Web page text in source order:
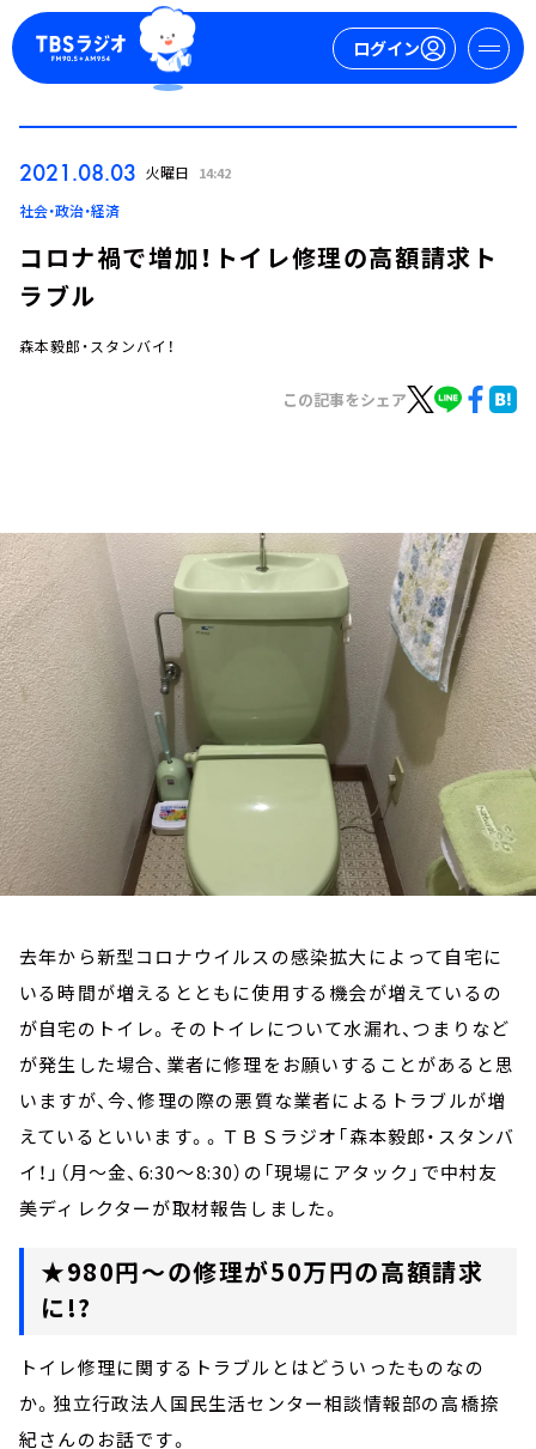
ログイン
お知らせ
イベント・グッズ
YouTube
会社情報
2021.08.03 火曜日 14:42
社会・政治・経済
コロナ禍で増加！トイレ修理の高額請求ト
ラブル
森本毅郎・スタンバイ！
この記事をシェア
去年から新型コロナウイルスの感染拡大によって自宅に
いる時間が増えるとともに使用する機会が増えているの
が自宅のトイレ。そのトイレについて水漏れ、つまりなど
が発生した場合、業者に修理をお願いすることがあると思
いますが、今、修理の際の悪質な業者によるトラブルが増
えているといいます。。ＴＢＳラジオ「森本毅郎・スタンバ
イ！」（月～金、6:30～8:30）の「現場にアタック」で中村友
美ディレクターが取材報告しました。
★980円～の修理が50万円の高額請求
に!?
トイレ修理に関するトラブルとはどういったものなの
か。独立行政法人国民生活センター相談情報部の高橋捺
紀さんのお話です。